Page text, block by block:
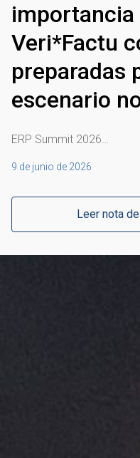
importancia
Veri*Factu
preparadas
escenario
ERP Summit 2026…
9 de junio de 2026
Leer nota